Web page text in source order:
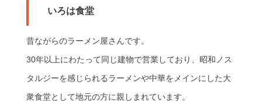
いろは食堂
昔ながらのラーメン屋さんです。
30年以上にわたって同じ建物で営業しており、昭和ノス
タルジーを感じられるラーメンや中華をメインにした大
衆食堂として地元の方に親しまれています。